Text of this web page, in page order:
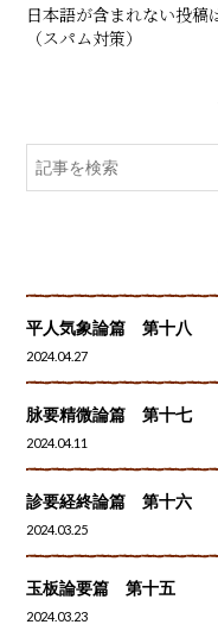
日本語が含まれない投稿
（スパム対策）
平人気象論篇 第十八
2024.04.27
脉要精微論篇 第十七
2024.04.11
診要経終論篇 第十六
2024.03.25
玉板論要篇 第十五
2024.03.23